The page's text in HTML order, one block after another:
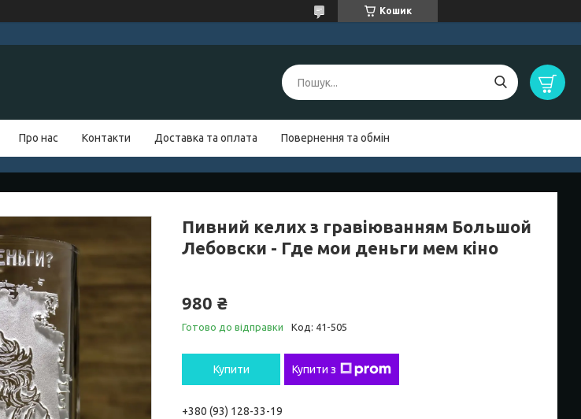
Кошик
Про нас Контакти Доставка та оплата Повернення та обмін
Пивний келих з гравіюванням Большой
Лебовски - Где мои деньги мем кіно
980 ₴
Готово до відправки Код: 41-505
Купити Купити з
+380 (93) 128-33-19